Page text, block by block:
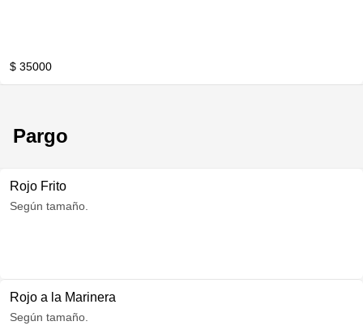
$ 35000
Pargo
Rojo Frito
Según tamaño.
Rojo a la Marinera
Según tamaño.